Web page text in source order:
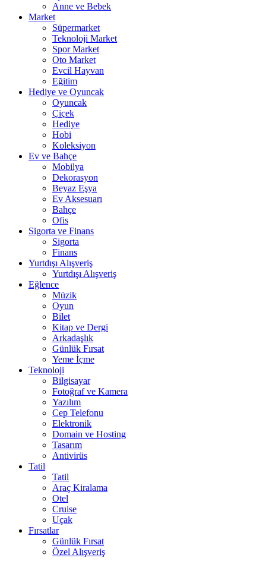
Anne ve Bebek
Market
Süpermarket
Teknoloji Market
Spor Market
Oto Market
Evcil Hayvan
Eğitim
Hediye ve Oyuncak
Oyuncak
Çiçek
Hediye
Hobi
Koleksiyon
Ev ve Bahçe
Mobilya
Dekorasyon
Beyaz Eşya
Ev Aksesuarı
Bahçe
Ofis
Sigorta ve Finans
Sigorta
Finans
Yurtdışı Alışveriş
Yurtdışı Alışveriş
Eğlence
Müzik
Oyun
Bilet
Kitap ve Dergi
Arkadaşlık
Günlük Fırsat
Yeme İçme
Teknoloji
Bilgisayar
Fotoğraf ve Kamera
Yazılım
Cep Telefonu
Elektronik
Domain ve Hosting
Tasarım
Antivirüs
Tatil
Tatil
Araç Kiralama
Otel
Cruise
Uçak
Fırsatlar
Günlük Fırsat
Özel Alışveriş